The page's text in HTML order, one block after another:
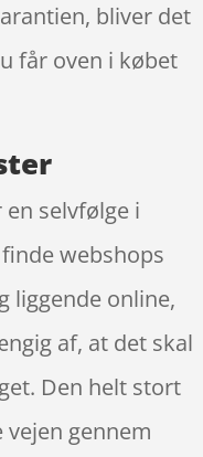
bliver det
får oven i købet
selvfølge i
webshops
liggende online,
af, at det skal
Den helt stort
gennem